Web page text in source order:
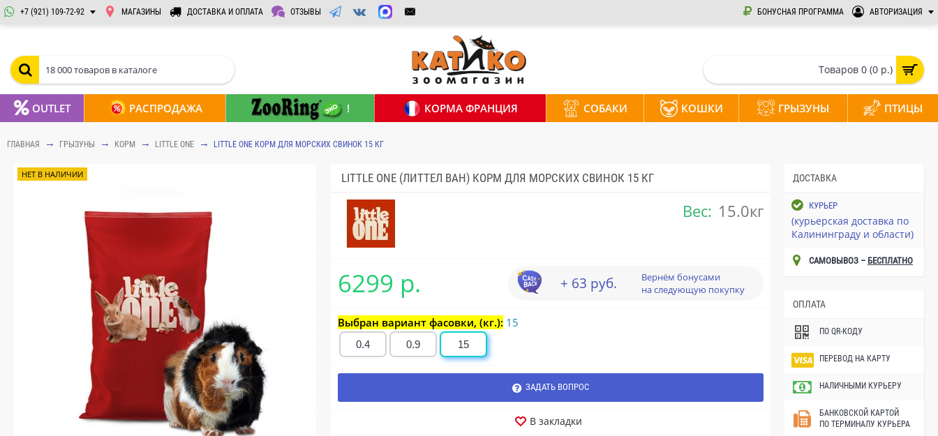
+7 (921) 109-72-92 МАГАЗИНЫ ДОСТАВКА И ОПЛАТА ОТЗЫВЫ БОНУСНАЯ ПРОГРАММА АВТОРИЗАЦИЯ
Товаров 0 (0 р.)
OUTLET РАСПРОДАЖА ! КОРМА ФРАНЦИЯ СОБАКИ КОШКИ ГРЫЗУНЫ ПТИЦЫ
ГЛАВНАЯ ГРЫЗУНЫ КОРМ LITTLE ONE LITTLE ONE КОРМ ДЛЯ МОРСКИХ СВИНОК 15 КГ
ДОСТАВКА
КУРЬЕР
(курьерская доставка по
Калининграду и области)
САМОВЫВОЗ – БЕСПЛАТНО
ОПЛАТА
ПО QR-КОДУ
ПЕРЕВОД НА КАРТУ
НАЛИЧНЫМИ КУРЬЕРУ
БАНКОВСКОЙ КАРТОЙ
ПО ТЕРМИНАЛУ КУРЬЕРА
НЕТ В НАЛИЧИИ LITTLE ONE (ЛИТТЕЛ ВАН) КОРМ ДЛЯ МОРСКИХ СВИНОК 15 КГ
Вес: 15.0кг
6299 р. + 63 руб.
Вернём бонусами
на следующую покупку
Выбран вариант фасовки, (кг.): 15
0.4 0.9 15
ЗАДАТЬ ВОПРОС
В закладки